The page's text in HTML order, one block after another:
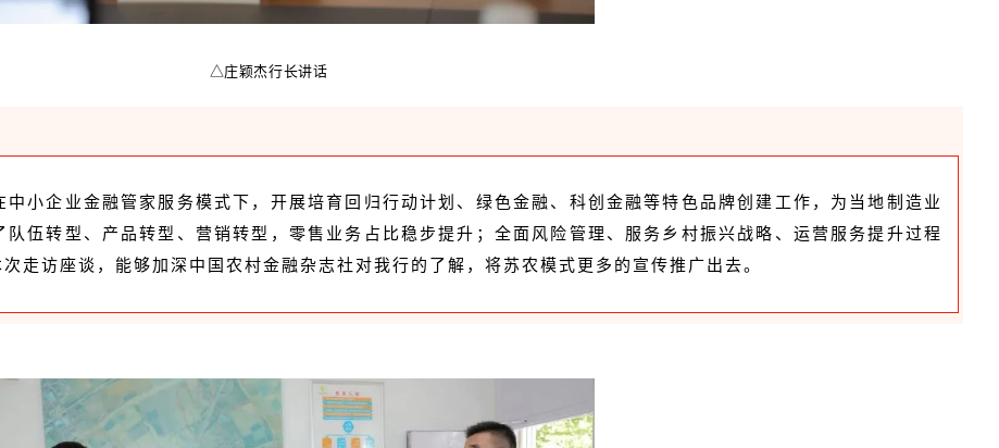
△庄颖杰行长讲话
小企业金融管家服务模式下，开展培育回归行动计划、绿色金融、科创金融等特色品牌创建工作，为当地制造业
伍转型、产品转型、营销转型，零售业务占比稳步提升；全面风险管理、服务乡村振兴战略、运营服务提升过程
走访座谈，能够加深中国农村金融杂志社对我行的了解，将苏农模式更多的宣传推广出去。